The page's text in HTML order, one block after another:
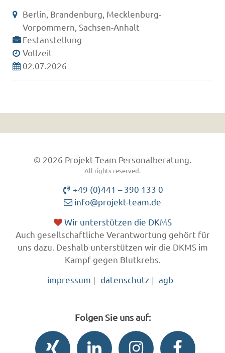
Berlin, Brandenburg, Mecklenburg-
Vorpommern, Sachsen-Anhalt
Festanstellung
Vollzeit
02.07.2026
© 2026 Projekt-Team Personalberatung.
All rights reserved.
+49 (0)441 – 390 133 0
info@projekt-team.de
Wir unterstützen die DKMS
Auch gesellschaftliche Verantwortung gehört für
uns dazu. Deshalb unterstützen wir die DKMS im
Kampf gegen Blutkrebs.
impressum
datenschutz agb
Folgen Sie uns auf: